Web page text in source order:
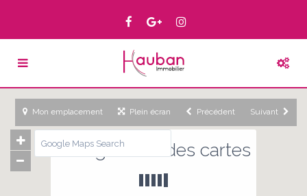
Chargement des cartes
Mon emplacement Plein écran Précédent Suivant